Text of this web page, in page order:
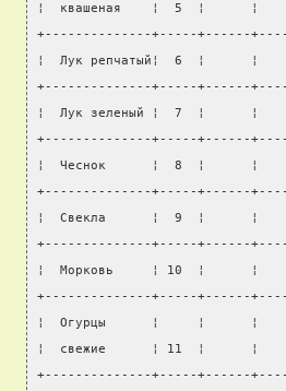
¦  квашеная    ¦  5  ¦
+--------------+-----+------
¦  Лук репчатый¦  6  ¦
+--------------+-----+------
¦  Лук зеленый ¦  7  ¦
+--------------+-----+------
¦  Чеснок      ¦  8  ¦
+--------------+-----+------
¦  Свекла      ¦  9  ¦
+--------------+-----+------
¦  Морковь     ¦ 10  ¦
+--------------+-----+------
¦  Огурцы      ¦     ¦
¦  свежие      ¦ 11  ¦
+--------------+-----+------